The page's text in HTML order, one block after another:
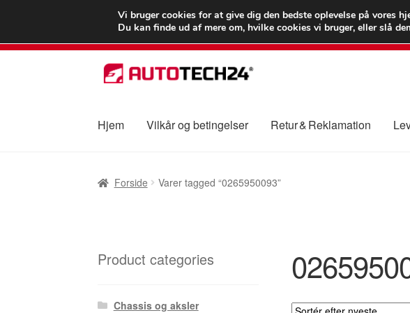
LEVERING fra 55 kr.
Spring
til
Spring
til
Hjem Vilkår og betingelser Retur & Reklamation
Forside Varer tagged “0265950093”
Product categories
Chassis og aksler
Vi bruger cookies for at give dig den bedste oplevelse på vores
Du kan finde ud af mere om, hvilke cookies vi bruger, eller slå